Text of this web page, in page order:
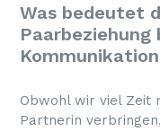
Was bedeutet
Paarbeziehung
Obwohl wir viel Zeit
Partnerin